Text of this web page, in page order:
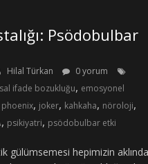
Psödobulbar
Hilal Türkan
0 yorum
ifade bozukluğu, emosyonel
, joker, kahkaha, nöroloji,
, psikiyatri, psödobulbar etki
gülümsemesi hepimizin